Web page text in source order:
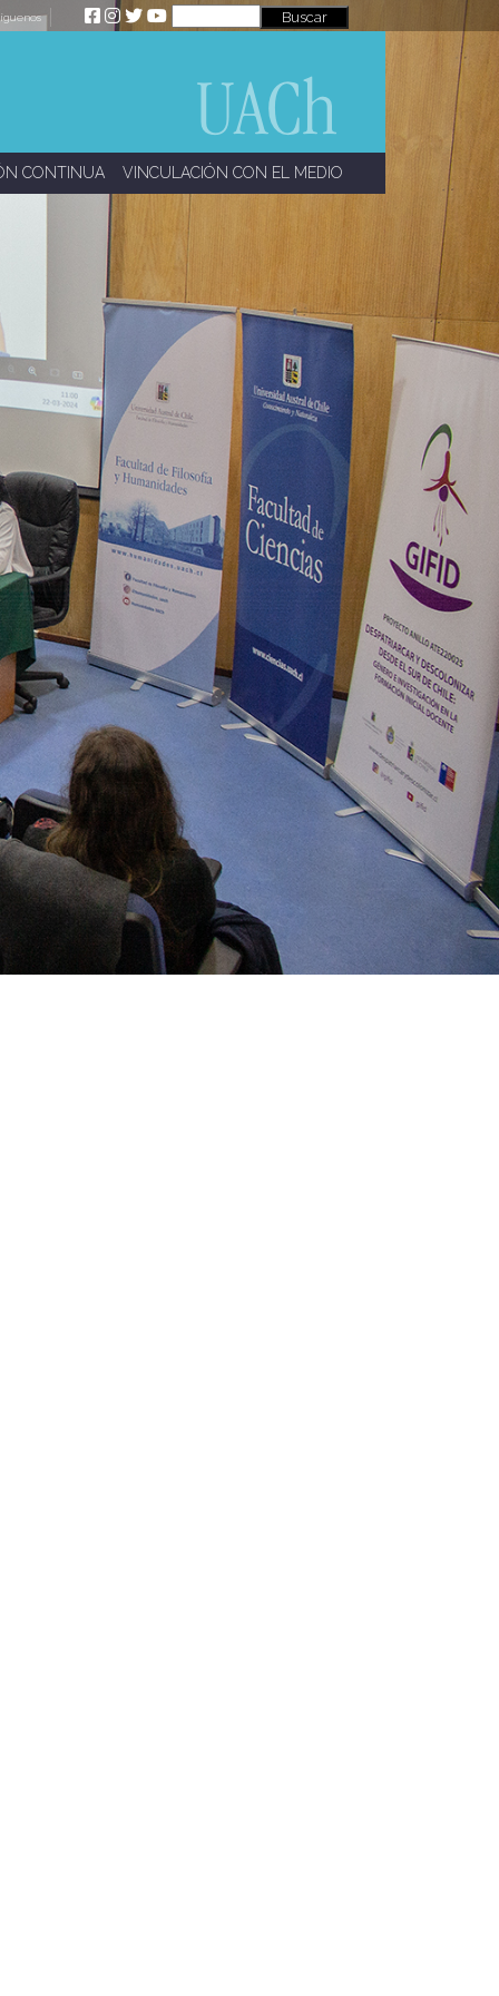
CONTINUA VINCULACIÓN CON EL MEDIO